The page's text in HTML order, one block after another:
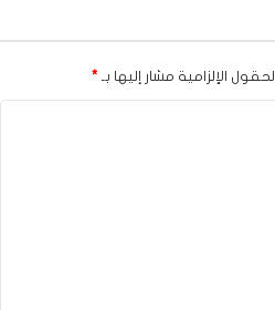
الحقول الإلزامية مشار إليها بـ *